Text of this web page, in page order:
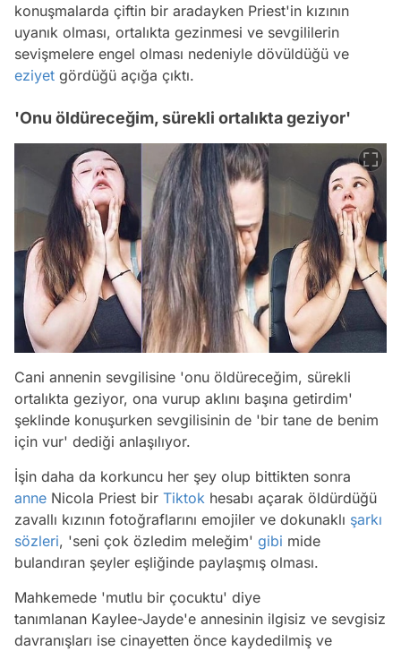
konuşmalarda çiftin bir aradayken Priest'in kızının
uyanık olması, ortalıkta gezinmesi ve sevgililerin
sevişmelere engel olması nedeniyle dövüldüğü ve
eziyet gördüğü açığa çıktı.
'Onu öldüreceğim, sürekli ortalıkta geziyor'
Cani annenin sevgilisine 'onu öldüreceğim, sürekli
ortalıkta geziyor, ona vurup aklını başına getirdim'
şeklinde konuşurken sevgilisinin de 'bir tane de benim
için vur' dediği anlaşılıyor.
İşin daha da korkuncu her şey olup bittikten sonra
anne Nicola Priest bir Tiktok hesabı açarak öldürdüğü
zavallı kızının fotoğraflarını emojiler ve dokunaklı şarkı
sözleri, 'seni çok özledim meleğim' gibi mide
bulandıran şeyler eşliğinde paylaşmış olması.
Mahkemede 'mutlu bir çocuktu' diye
tanımlanan Kaylee-Jayde'e annesinin ilgisiz ve sevgisiz
davranışları ise cinayetten önce kaydedilmiş ve